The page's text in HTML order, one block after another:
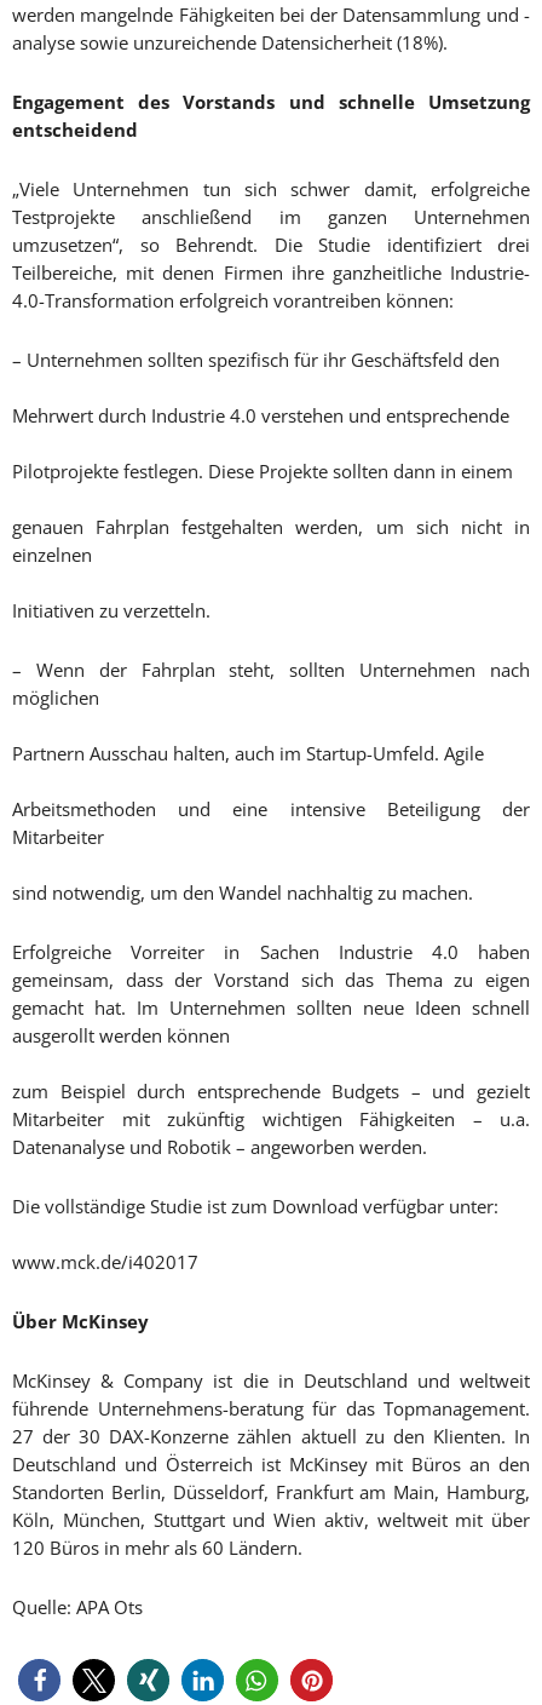
werden mangelnde Fähigkeiten bei der Datensammlung und -
analyse sowie unzureichende Datensicherheit (18%).
Engagement des Vorstands und schnelle Umsetzung
entscheidend
„Viele Unternehmen tun sich schwer damit, erfolgreiche
Testprojekte anschließend im ganzen Unternehmen
umzusetzen“, so Behrendt. Die Studie identifiziert drei
Teilbereiche, mit denen Firmen ihre ganzheitliche Industrie-
4.0-Transformation erfolgreich vorantreiben können:
– Unternehmen sollten spezifisch für ihr Geschäftsfeld den
Mehrwert durch Industrie 4.0 verstehen und entsprechende
Pilotprojekte festlegen. Diese Projekte sollten dann in einem
genauen Fahrplan festgehalten werden, um sich nicht in
einzelnen
Initiativen zu verzetteln.
– Wenn der Fahrplan steht, sollten Unternehmen nach
möglichen
Partnern Ausschau halten, auch im Startup-Umfeld. Agile
Arbeitsmethoden und eine intensive Beteiligung der
Mitarbeiter
sind notwendig, um den Wandel nachhaltig zu machen.
Erfolgreiche Vorreiter in Sachen Industrie 4.0 haben
gemeinsam, dass der Vorstand sich das Thema zu eigen
gemacht hat. Im Unternehmen sollten neue Ideen schnell
ausgerollt werden können
zum Beispiel durch entsprechende Budgets – und gezielt
Mitarbeiter mit zukünftig wichtigen Fähigkeiten – u.a.
Datenanalyse und Robotik – angeworben werden.
Die vollständige Studie ist zum Download verfügbar unter:
www.mck.de/i402017
Über McKinsey
McKinsey & Company ist die in Deutschland und weltweit
führende Unternehmens-beratung für das Topmanagement.
27 der 30 DAX-Konzerne zählen aktuell zu den Klienten. In
Deutschland und Österreich ist McKinsey mit Büros an den
Standorten Berlin, Düsseldorf, Frankfurt am Main, Hamburg,
Köln, München, Stuttgart und Wien aktiv, weltweit mit über
120 Büros in mehr als 60 Ländern.
Quelle: APA Ots